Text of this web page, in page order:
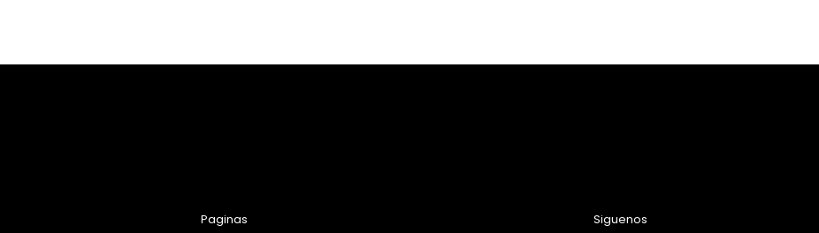
Paginas Siguenos